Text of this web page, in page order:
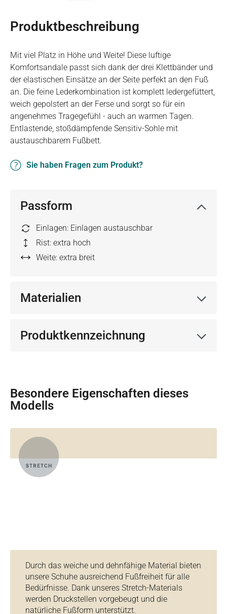
Produktbeschreibung
Mit viel Platz in Höhe und Weite! Diese luftige
Komfortsandale passt sich dank der drei Klettbänder und
der elastischen Einsätze an der Seite perfekt an den Fuß
an. Die feine Lederkombination ist komplett ledergefüttert,
weich gepolstert an der Ferse und sorgt so für ein
angenehmes Tragegefühl - auch an warmen Tagen.
Entlastende, stoßdämpfende Sensitiv-Sohle mit
austauschbarem Fußbett.
Sie haben Fragen zum Produkt?
Passform
Einlagen: Einlagen austauschbar
Rist: extra hoch
Weite: extra breit
Materialien
Produktkennzeichnung
Besondere Eigenschaften dieses
Modells
Durch das weiche und dehnfähige Material bieten
unsere Schuhe ausreichend Fußfreiheit für alle
Bedürfnisse. Dank unseres Stretch-Materials
werden Druckstellen vorgebeugt und die
natürliche Fußform unterstützt.